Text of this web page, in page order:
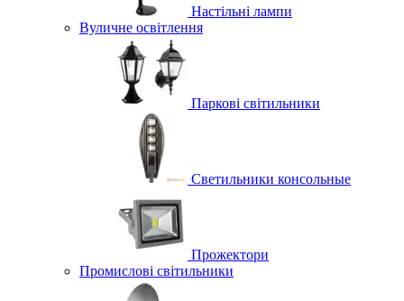
Настільні лампи
Вуличне освітлення
Паркові світильники
Светильники консольные
Прожектори
Промислові світильники